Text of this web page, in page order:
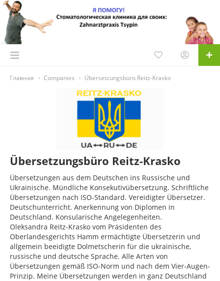
Главная Companies Übersetzungsbüro Reitz-Krasko
Übersetzungsbüro Reitz-Krasko
Übersetzungen aus dem Deutschen ins Russische und
Ukrainische. Mündliche Konsekutivübersetzung. Schriftliche
Übersetzungen nach ISO-Standard. Vereidigter Übersetzer.
Deutschunterricht. Anerkennung von Diplomen in
Deutschland. Konsularische Angelegenheiten.
Oleksandra Reitz-Krasko vom Präsidenten des
Oberlandesgerichts Hamm ermächtigte Übersetzerin und
allgemein beeidigte Dolmetscherin für die ukrainische,
russische und deutsche Sprache. Alle Arten von
Übersetzungen gemäß ISO-Norm und nach dem Vier-Augen-
Prinzip. Meine Übersetzungen werden in ganz Deutschland